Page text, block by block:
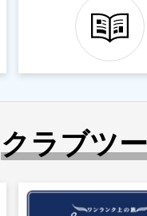
クラブツ